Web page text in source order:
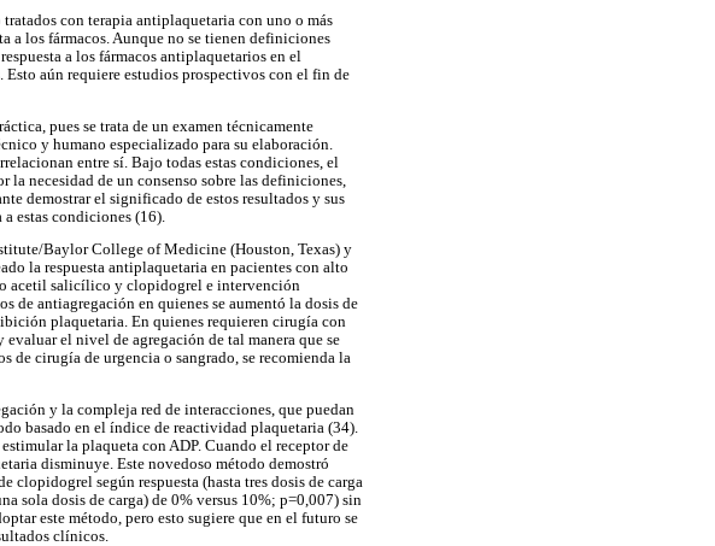
con terapia antiplaquetaria con uno o más
a los fármacos. Aunque no se tienen definiciones
a los fármacos antiplaquetarios en el
aún requiere estudios prospectivos con el fin de
pues se trata de un examen técnicamente
y humano especializado para su elaboración.
entre sí. Bajo todas estas condiciones, el
necesidad de un consenso sobre las definiciones,
demostrar el significado de estos resultados y sus
estas condiciones (16).
Baylor College of Medicine (Houston, Texas) y
la respuesta antiplaquetaria en pacientes con alto
acetil salicílico y clopidogrel e intervención
de antiagregación en quienes se aumentó la dosis de
plaquetaria. En quienes requieren cirugía con
el nivel de agregación de tal manera que se
de cirugía de urgencia o sangrado, se recomienda la
y la compleja red de interacciones, que puedan
basado en el índice de reactividad plaquetaria (34).
la plaqueta con ADP. Cuando el receptor de
disminuye. Este novedoso método demostró
según respuesta (hasta tres dosis de carga
sola dosis de carga) de 0% versus 10%; p=0,007) sin
este método, pero esto sugiere que en el futuro se
clínicos.